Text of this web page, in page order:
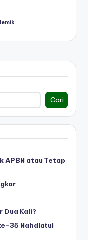
Cari
APBN atau Tetap
Dua Kali?
35 Nahdlatul